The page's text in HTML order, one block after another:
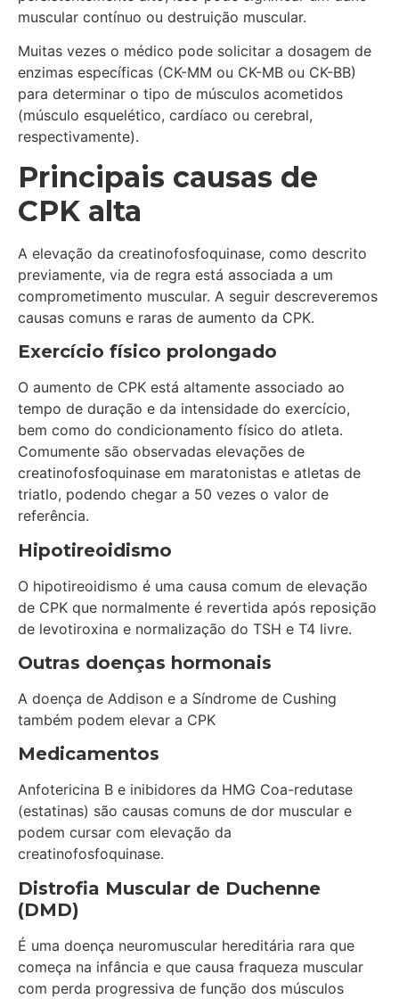
muscular contínuo ou destruição muscular.
Muitas vezes o médico pode solicitar a dosagem de
enzimas específicas (CK-MM ou CK-MB ou CK-BB)
para determinar o tipo de músculos acometidos
(músculo esquelético, cardíaco ou cerebral,
respectivamente).
Principais causas de
CPK alta
A elevação da creatinofosfoquinase, como descrito
previamente, via de regra está associada a um
comprometimento muscular. A seguir descreveremos
causas comuns e raras de aumento da CPK.
Exercício físico prolongado
O aumento de CPK está altamente associado ao
tempo de duração e da intensidade do exercício,
bem como do condicionamento físico do atleta.
Comumente são observadas elevações de
creatinofosfoquinase em maratonistas e atletas de
triatlo, podendo chegar a 50 vezes o valor de
referência.
Hipotireoidismo
O hipotireoidismo é uma causa comum de elevação
de CPK que normalmente é revertida após reposição
de levotiroxina e normalização do TSH e T4 livre.
Outras doenças hormonais
A doença de Addison e a Síndrome de Cushing
também podem elevar a CPK
Medicamentos
Anfotericina B e inibidores da HMG Coa-redutase
(estatinas) são causas comuns de dor muscular e
podem cursar com elevação da
creatinofosfoquinase.
Distrofia Muscular de Duchenne
(DMD)
É uma doença neuromuscular hereditária rara que
começa na infância e que causa fraqueza muscular
com perda progressiva de função dos músculos